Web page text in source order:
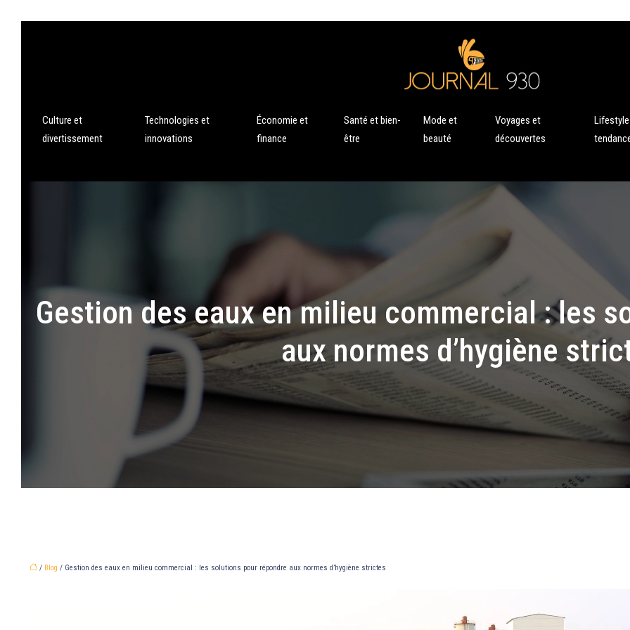
Culture et
divertissement
Technologies et
innovations
Économie et
finance
Santé et bien-
être
Mode et
beauté
Voyages et
découvertes
Gestion des eaux en milieu commercial : les
aux normes d’hygiène
/ Blog / Gestion des eaux en milieu commercial : les solutions pour répondre aux normes d’hygiène strictes